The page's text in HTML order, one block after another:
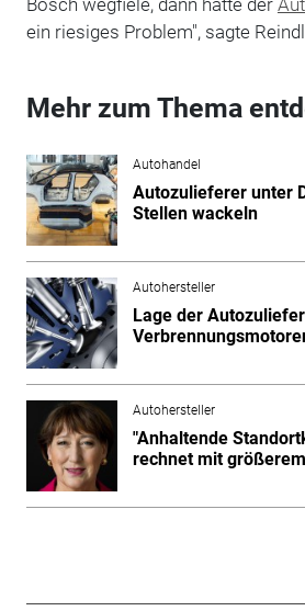
ein riesiges Problem", sagte
Mehr zum Thema
Autohandel
Autozulieferer unter
Stellen wackeln
Autohersteller
Lage der
Autohersteller
"Anhaltende
rechnet mit